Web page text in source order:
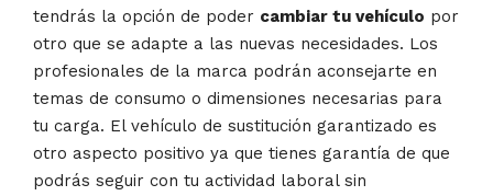
tendrás la opción de poder cambiar tu vehículo por
otro que se adapte a las nuevas necesidades. Los
profesionales de la marca podrán aconsejarte en
temas de consumo o dimensiones necesarias para
tu carga. El vehículo de sustitución garantizado es
otro aspecto positivo ya que tienes garantía de que
podrás seguir con tu actividad laboral sin